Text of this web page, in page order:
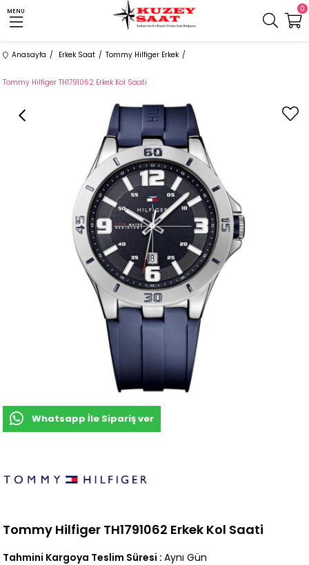
MENU 0
Anasayfa Erkek Saat Tommy Hilfiger Erkek
Tommy Hilfiger TH1791062 Erkek Kol Saati
Whatsapp İle Sipariş ver
Tommy Hilfiger TH1791062 Erkek Kol Saati
Tahmini Kargoya Teslim Süresi : Aynı Gün